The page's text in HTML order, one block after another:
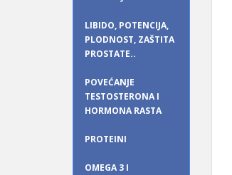
LIBIDO, POTENCIJA,
PLODNOST, ZAŠTITA
PROSTATE..
POVEĆANJE
TESTOSTERONA I
HORMONA RASTA
PROTEINI
OMEGA 3 I